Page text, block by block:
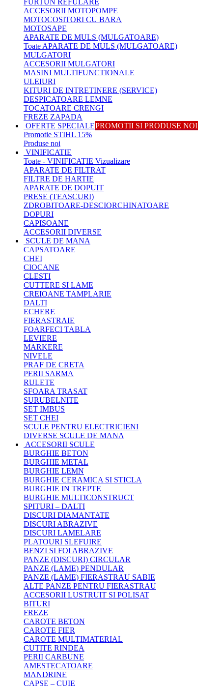
FURTUN REFULARE
ACCESORII MOTOPOMPE
MOTOCOSITORI CU BARA
MOTOSAPE
APARATE DE MULS (MULGATOARE)
Toate APARATE DE MULS (MULGATOARE)
MULGATORI
ACCESORII MULGATORI
MASINI MULTIFUNCTIONALE
ULEIURI
KITURI DE INTRETINERE (SERVICE)
DESPICATOARE LEMNE
TOCATOARE CRENGI
FREZE ZAPADA
OFERTE SPECIALEPROMOTII SI PRODUSE NOI
Promotie STIHL 15%
Produse noi
VINIFICATIE
Toate - VINIFICATIE Vizualizare
APARATE DE FILTRAT
FILTRE DE HARTIE
APARATE DE DOPUIT
PRESE (TEASCURI)
ZDROBITOARE-DESCIORCHINATOARE
DOPURI
CAPISOANE
ACCESORII DIVERSE
SCULE DE MANA
CAPSATOARE
CHEI
CIOCANE
CLESTI
CUTTERE SI LAME
CREIOANE TAMPLARIE
DALTI
ECHERE
FIERASTRAIE
FOARFECI TABLA
LEVIERE
MARKERE
NIVELE
PRAF DE CRETA
PERII SARMA
RULETE
SFOARA TRASAT
SURUBELNITE
SET IMBUS
SET CHEI
SCULE PENTRU ELECTRICIENI
DIVERSE SCULE DE MANA
ACCESORII SCULE
BURGHIE BETON
BURGHIE METAL
BURGHIE LEMN
BURGHIE CERAMICA SI STICLA
BURGHIE IN TREPTE
BURGHIE MULTICONSTRUCT
SPITURI – DALTI
DISCURI DIAMANTATE
DISCURI ABRAZIVE
DISCURI LAMELARE
PLATOURI SLEFUIRE
BENZI SI FOI ABRAZIVE
PANZE (DISCURI) CIRCULAR
PANZE (LAME) PENDULAR
PANZE (LAME) FIERASTRAU SABIE
ALTE PANZE PENTRU FIERASTRAU
ACCESORII LUSTRUIT SI POLISAT
BITURI
FREZE
CAROTE BETON
CAROTE FIER
CAROTE MULTIMATERIAL
CUTITE RINDEA
PERII CARBUNE
AMESTECATOARE
MANDRINE
CAPSE – CUIE